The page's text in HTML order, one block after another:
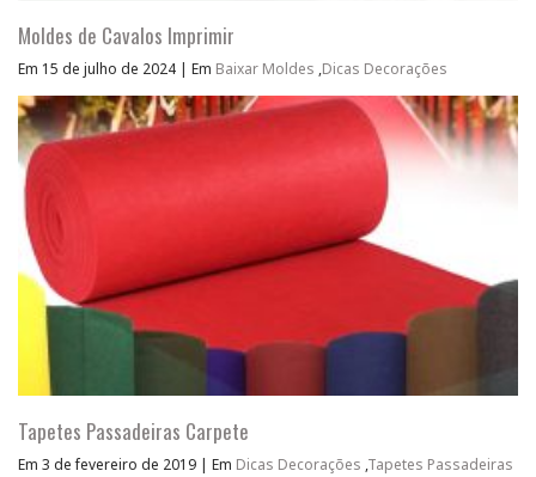
Moldes de Cavalos Imprimir
Em 15 de julho de 2024 Em Baixar Moldes ,Dicas Decorações
Tapetes Passadeiras Carpete
Em 3 de fevereiro de 2019 | Em Dicas Decorações ,Tapetes Passadeiras